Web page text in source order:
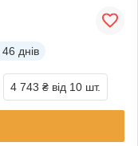
46 днів
4 743 ₴ від 10 шт.